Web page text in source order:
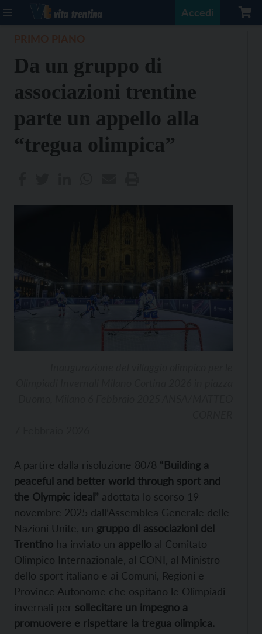
Accedi
Da un gruppo di
associazioni trentine
parte un appello alla
“tregua olimpica”
A partire dalla risoluzione 80/8 “Building a
peaceful and better world through sport and
the Olympic ideal” adottata lo scorso 19
novembre 2025 dall’Assemblea Generale delle
Nazioni Unite, un gruppo di associazioni del
Trentino ha inviato un appello al Comitato
Olimpico Internazionale, al CONI, al Ministro
dello sport italiano e ai Comuni, Regioni e
Province Autonome che ospitano le Olimpiadi
invernali per sollecitare un impegno a
promuovere e rispettare la tregua olimpica.